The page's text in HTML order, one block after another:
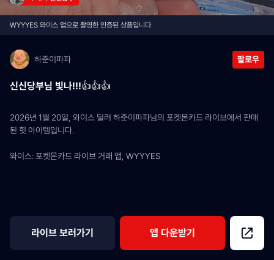
WYYYES 와이스 앱으로 촬영한 인증된 상품입니다
하준이파파 팔로우
신신당부님 빛나!!!👍👍👍
2026년 1월 20일, 와이스 딜러 하준이파파님의 포켓몬카드 라이브에서 판매
된 힛 아이템입니다.
와이스: 포켓몬카드 라이브 거래 앱, WYYYES
라이브 보러가기 앱 다운받기